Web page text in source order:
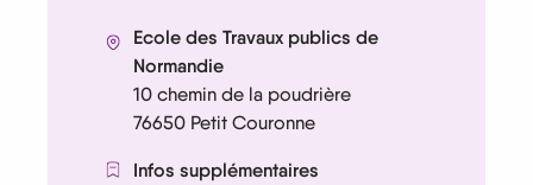
Ecole des Travaux publics de
Normandie
10 chemin de la poudrière
76650 Petit Couronne
Infos supplémentaires